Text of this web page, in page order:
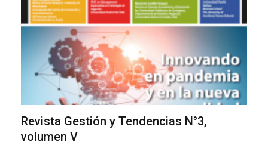
Revista Gestión y Tendencias N°3,
volumen V